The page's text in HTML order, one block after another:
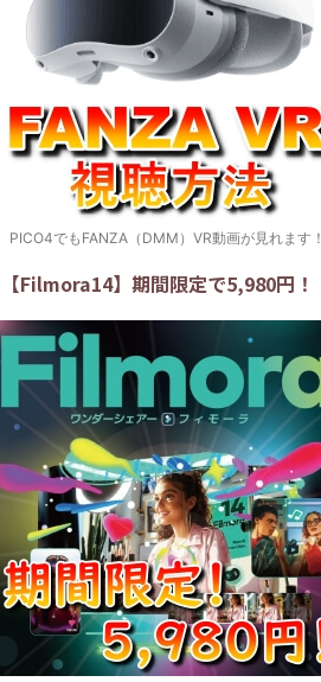
PICO4でもFANZA（DMM）VR動画が見れます！
【Filmora14】期間限定で5,980円！